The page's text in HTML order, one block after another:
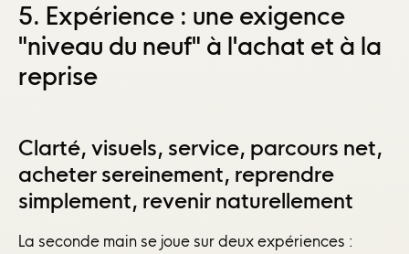
5. Expérience : une exigence
"niveau du neuf" à l'achat et à la
reprise
Clarté, visuels, service, parcours net,
acheter sereinement, reprendre
simplement, revenir naturellement
La seconde main se joue sur deux expériences :